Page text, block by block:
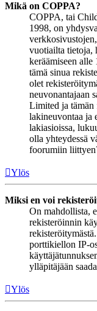
Mikä on COPPA?
COPPA, tai
1998, on
vuotiailta tietoja,
keräämiseen alle
tämä sinua
olet
neuvonantajaan
Limited ja tämän
lakineuvontaa ja
lakiasioissa,
olla yhteydessä
foorumiin
Ylös
Miksi en voi
On mahdollista,
rekisteröinnin
porttikiellon IP-
ylläpitäjään
Ylös